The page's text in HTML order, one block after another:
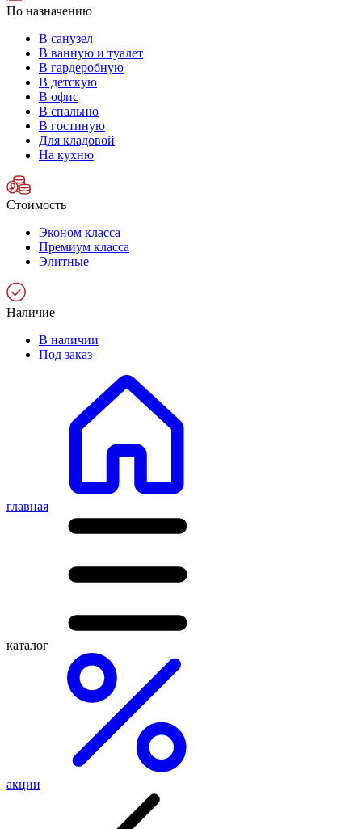
По назначению
В санузел
В ванную и туалет
В гардеробную
В детскую
В офис
В спальню
В гостиную
Для кладовой
На кухню
Стоимость
Эконом класса
Премиум класса
Элитные
Наличие
В наличии
Под заказ
главная
каталог
акции